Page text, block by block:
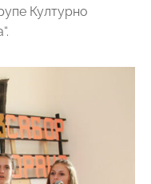
Културно